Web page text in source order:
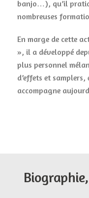
banjo…), qu’il
nombreuses
En marge de cette
», il a développé
plus personnel
d’effets et samplers,
accompagne